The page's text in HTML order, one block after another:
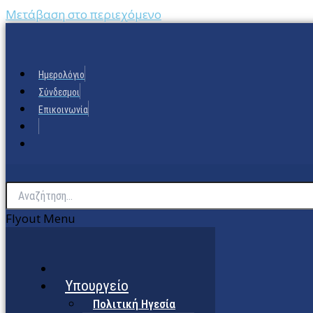
Μετάβαση στο περιεχόμενο
Ημερολόγιο
Σύνδεσμοι
Επικοινωνία
Flyout Menu
Υπουργείο
Πολιτική Ηγεσία